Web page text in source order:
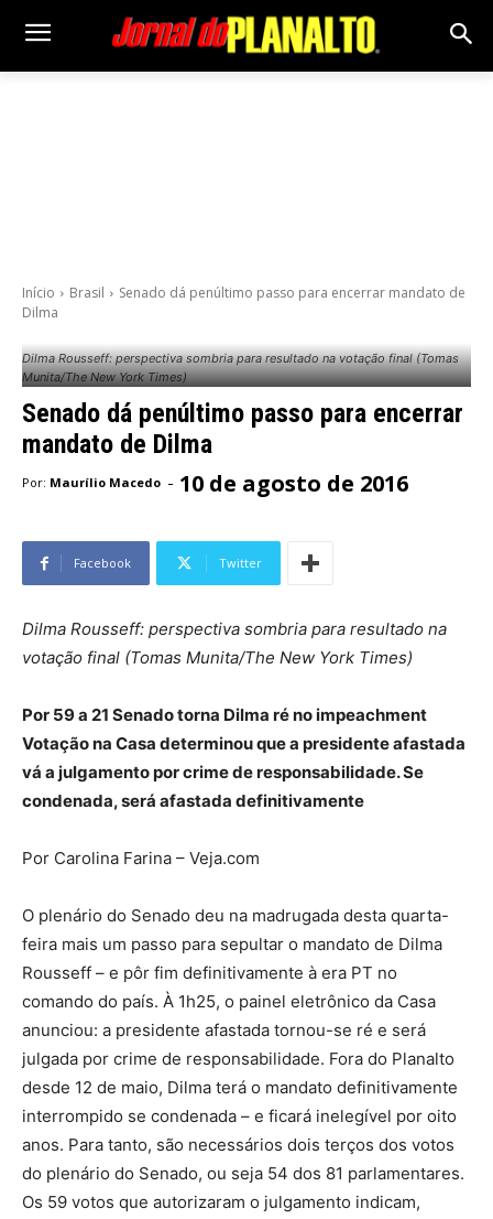
Início Brasil
Senado dá penúltimo passo para encerrar mandato de
Dilma
Dilma Rousseff: perspectiva sombria para resultado na votação final (Tomas
Munita/The New York Times)
Senado dá penúltimo passo para encerrar
mandato de Dilma
Por: Maurílio Macedo - 10 de agosto de 2016
Facebook Twitter
Dilma Rousseff: perspectiva sombria para resultado na
votação final (Tomas Munita/The New York Times)
Por 59 a 21 Senado torna Dilma ré no impeachment
Votação na Casa determinou que a presidente afastada
vá a julgamento por crime de responsabilidade. Se
condenada, será afastada definitivamente
Por Carolina Farina – Veja.com
O plenário do Senado deu na madrugada desta quarta-
feira mais um passo para sepultar o mandato de Dilma
Rousseff – e pôr fim definitivamente à era PT no
comando do país. À 1h25, o painel eletrônico da Casa
anunciou: a presidente afastada tornou-se ré e será
julgada por crime de responsabilidade. Fora do Planalto
desde 12 de maio, Dilma terá o mandato definitivamente
interrompido se condenada – e ficará inelegível por oito
anos. Para tanto, são necessários dois terços dos votos
do plenário do Senado, ou seja 54 dos 81 parlamentares.
Os 59 votos que autorizaram o julgamento indicam,